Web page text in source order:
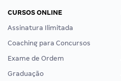
CURSOS ONLINE
Assinatura Ilimitada
Coaching para Concursos
Exame de Ordem
Graduação